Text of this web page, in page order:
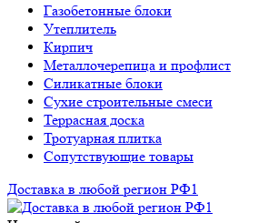
Газобетонные блоки
Утеплитель
Кирпич
Металлочерепица и профлист
Силикатные блоки
Сухие строительные смеси
Террасная доска
Тротуарная плитка
Сопутствующие товары
Доставка в любой регион РФ1